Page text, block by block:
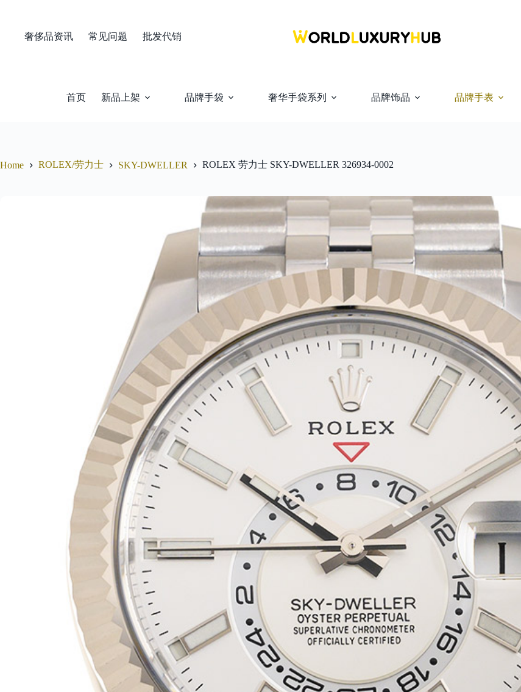
奢侈品资讯
常见问题 批发代销
首页 新品上架 品牌手袋 奢华手袋系列 品牌饰品 品牌手表
Home ROLEX/劳力士 SKY-DWELLER ROLEX 劳力士 SKY-DWELLER 326934-0002